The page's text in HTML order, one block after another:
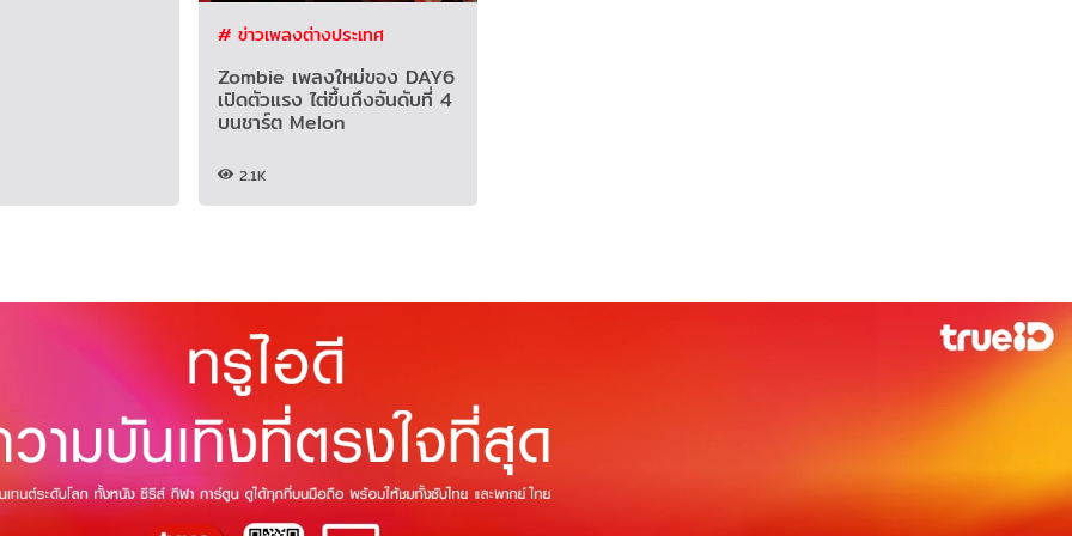
# ข่าวเพลงต่างประเทศ
Zombie เพลงใหม่ของ DAY6
เปิดตัวแรง ไต่ขึ้นถึงอันดับที่ 4
บนชาร์ต Melon
2.1K